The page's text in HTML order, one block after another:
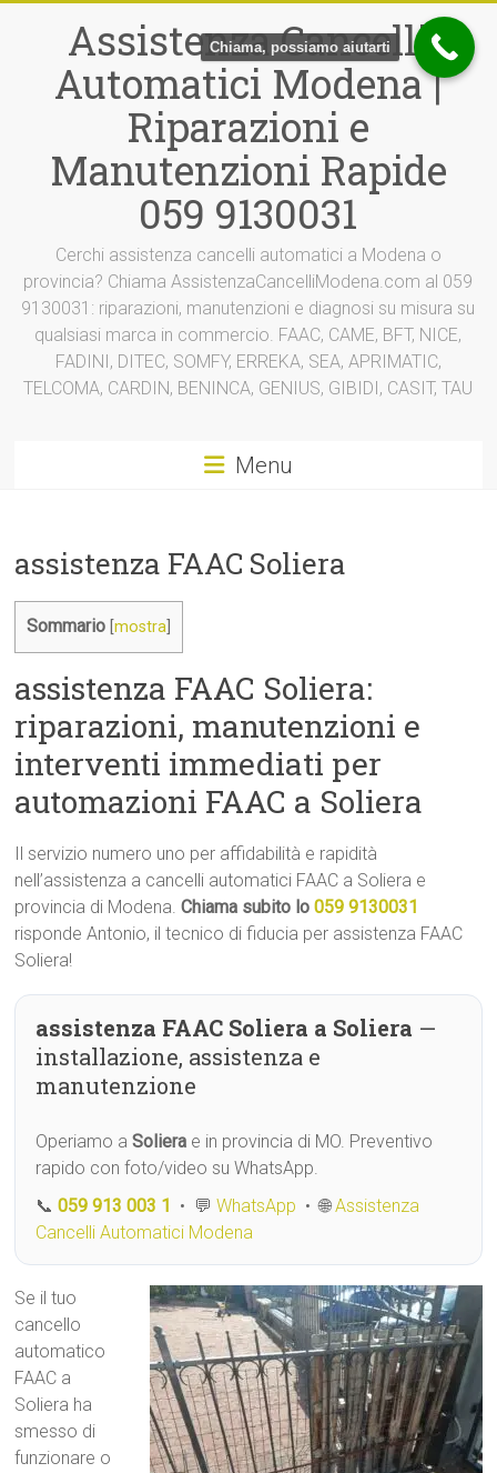
contenutoAssistenza Cancelli
Automatici Modena |
Riparazioni e
Manutenzioni Rapide
059 9130031
Cerchi assistenza cancelli automatici a Modena o
provincia? Chiama AssistenzaCancelliModena.com al 059
9130031: riparazioni, manutenzioni e diagnosi su misura su
qualsiasi marca in commercio. FAAC, CAME, BFT, NICE,
FADINI, DITEC, SOMFY, ERREKA, SEA, APRIMATIC,
TELCOMA, CARDIN, BENINCA, GENIUS, GIBIDI, CASIT, TAU
Menu
assistenza FAAC Soliera
Sommario [mostra
assistenza FAAC Soliera:
riparazioni, manutenzioni e
interventi immediati per
automazioni FAAC a Soliera
Il servizio numero uno per affidabilità e rapidità
nell’assistenza a cancelli automatici FAAC a Soliera e
provincia di Modena.Chiama subito lo059 9130031
risponde Antonio, il tecnico di fiducia per assistenza FAAC
Soliera!
assistenza FAAC Soliera a Soliera —
installazione, assistenza e
manutenzione
Operiamo aSoliera e in provincia di MO. Preventivo
rapido con foto/video su WhatsApp.
📞059 913 003 1 • 💬WhatsApp • 🌐Assistenza
Cancelli Automatici Modena
Se il tuo
cancello
automatico
FAAC a
Soliera ha
smesso di
funzionare o
Chiama, possiamo aiutarti